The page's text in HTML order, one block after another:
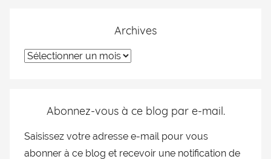
Archives
Abonnez-vous à ce blog par e-mail.
Saisissez votre adresse e-mail pour vous
abonner à ce blog et recevoir une notification de